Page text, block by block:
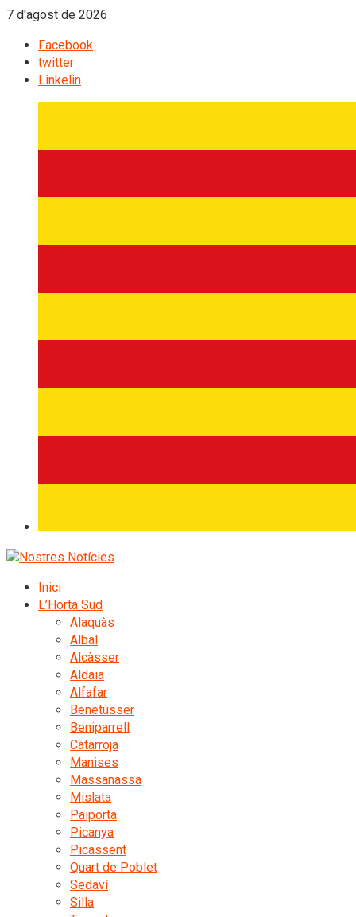
7 d'agost de 2026
Facebook
twitter
Linkelin
Inici
L’Horta Sud
Alaquàs
Albal
Alcàsser
Aldaia
Alfafar
Benetússer
Beniparrell
Catarroja
Manises
Massanassa
Mislata
Paiporta
Picanya
Picassent
Quart de Poblet
Sedaví
Silla